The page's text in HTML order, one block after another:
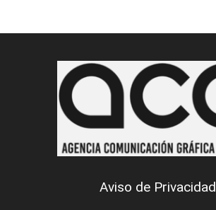
Aviso de Privacidad